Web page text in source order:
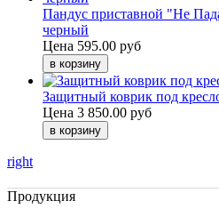
Пандус приставной "Не
черный
Цена 595.00 руб
Защитный коврик под
Цена 3 850.00 руб
right
Продукция